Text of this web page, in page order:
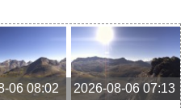
06 08:02 2026-08-06 07:13